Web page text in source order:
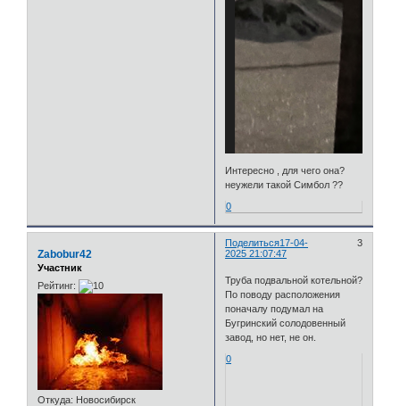
Интересно , для чего она?
неужели такой Симбол ??
0
Поделиться 3
17-04-
2025 21:07:47
Zabobur42
Участник
Рейтинг:
Откуда: Новосибирск
Труба подвальной котельной?
По поводу расположения
поначалу подумал на
Бугринский солодовенный
завод, но нет, не он.
0